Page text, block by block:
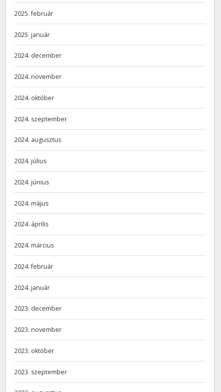
2025. február
2025. január
2024. december
2024. november
2024. október
2024. szeptember
2024. augusztus
2024. július
2024. június
2024. május
2024. április
2024. március
2024. február
2024. január
2023. december
2023. november
2023. október
2023. szeptember